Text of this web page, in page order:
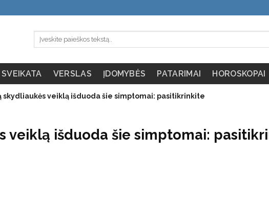
SVEIKATA VERSLAS ĮDOMYBĖS PATARIMAI HOROSKOPAI
skydliaukės veiklą išduoda šie simptomai: pasitikrinkite
veiklą išduoda šie simptomai: